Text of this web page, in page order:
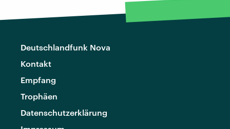
Deutschlandfunk Nova
Kontakt
Empfang
Trophäen
Datenschutzerklärung